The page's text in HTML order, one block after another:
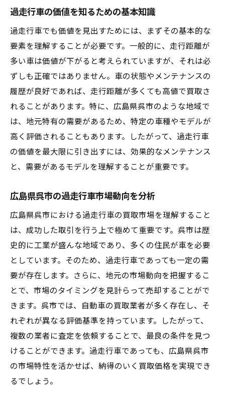
過走行車買取の際の注意点
過走行車の潜在的な価値を見極める方法
買取業者が重視するポイントを理解する
呉市での過走行車取引の落とし穴を避ける
信頼できる査定士を選ぶためのガイド
過走行車でも高価買取を実現するためのヒ
ント
広島県呉市での過走行車買取高額査定への近道
高額査定を得るための事前準備
査定結果を改善するためのメンテナンス
長期的な市場動向を理解して売却タイミン
グを見極める
過走行車の強みをアピールする方法
呉市で過走行車を価値ある一台に変える買取テ
クニック
見た目を良くするためのメンテナンスポイ
ント
過走行車の強みを引き出すためのアピール
法
独自の価値を創出するための提案法
過走行車の価値を知るための基本知識
過走行車でも価値を見出すためには、まずその基本的な
要素を理解することが必要です。一般的に、走行距離が
多い車は価値が下がると考えられていますが、それは必
ずしも正確ではありません。車の状態やメンテナンスの
履歴が良好であれば、走行距離が多くても高値で買取さ
れることがあります。特に、広島県呉市のような地域で
は、地元特有の需要があるため、特定の車種やモデルが
高く評価されることもあります。したがって、過走行車
の価値を最大限に引き出すには、効果的なメンテナンス
と、需要があるモデルを理解することが重要です。
広島県呉市の過走行車市場動向を分析
広島県呉市における過走行車の買取市場を理解すること
は、成功した取引を行う上で極めて重要です。呉市は歴
史的に工業が盛んな地域であり、多くの住民が車を必要
としています。そのため、過走行車であっても一定の需
要が存在します。さらに、地元の市場動向を把握するこ
とで、市場のタイミングを見計らって売却することがで
きます。呉市では、自動車の買取業者が多く存在し、そ
れぞれが異なる評価基準を持っています。したがって、
複数の業者に査定を依頼することで、最良の条件を見つ
けることができます。過走行車であっても、広島県呉市
の市場特性を活かせば、納得のいく買取価格を実現でき
るでしょう。